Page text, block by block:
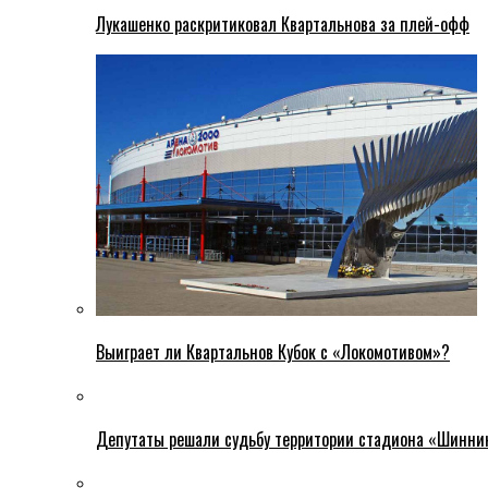
Лукашенко раскритиковал Квартальнова за плей-офф
Выиграет ли Квартальнов Кубок с «Локомотивом»?
Депутаты решали судьбу территории стадиона